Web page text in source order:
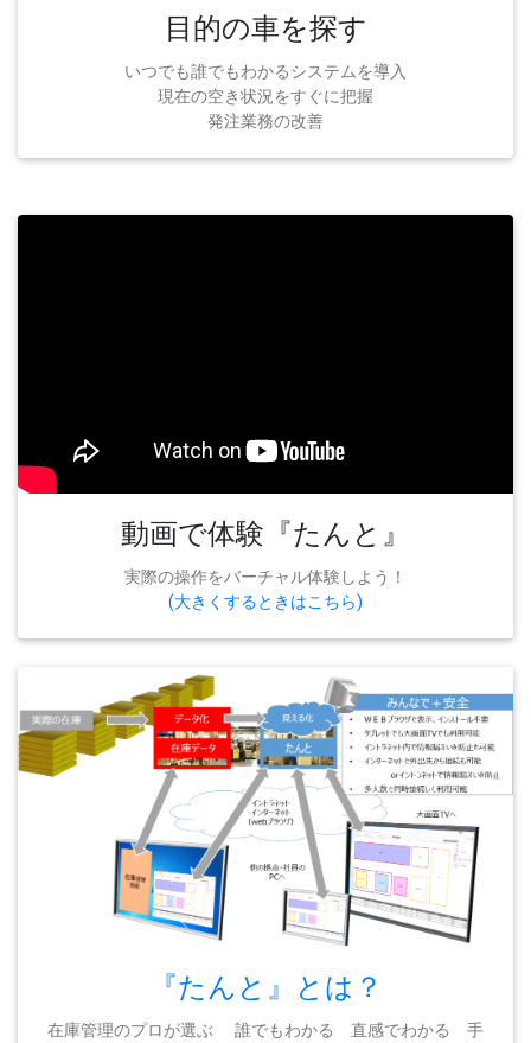
目的の車を探す
いつでも誰でもわかるシステムを導入
現在の空き状況をすぐに把握
発注業務の改善
動画で体験『たんと』
実際の操作をバーチャル体験しよう！
(大きくするときはこちら)
『たんと』とは？
在庫管理のプロが選ぶ 誰でもわかる 直感でわかる 手